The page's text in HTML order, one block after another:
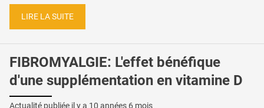
LIRE LA SUITE
FIBROMYALGIE: L'effet bénéfique
d'une supplémentation en vitamine D
Actualité publiée il y a 10 années 6 mois